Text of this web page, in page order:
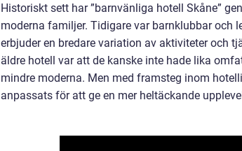
Historiskt sett har ”barnvänliga hotell Skåne”
moderna familjer. Tidigare var barnklubbar och
erbjuder en bredare variation av aktiviteter och
äldre hotell var att de kanske inte hade lika
mindre moderna. Men med framsteg inom
anpassats för att ge en mer heltäckande